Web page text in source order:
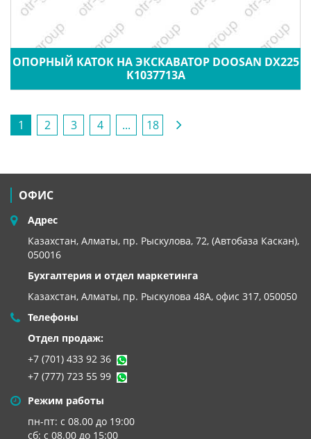
ОПОРНЫЙ КАТОК НА ЭКСКАВАТОР DOOSAN DX225
K1037713A
1 2 3 4 ... 18
ОФИС
Адрес
Казахстан, Алматы, пр. Рыскулова, 72, (Автобаза Каскан),
050016
Бухгалтерия и отдел маркетинга
Казахстан, Алматы, пр. Рыскулова 48А, офис 317, 050050
Телефоны
Отдел продаж:
+7 (701) 433 92 36
+7 (777) 723 55 99
Режим работы
пн-пт: с 08.00 до 19:00
сб: с 08.00 до 15:00